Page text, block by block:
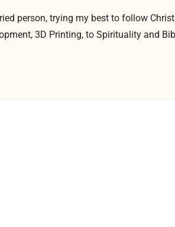
person, trying my best to follow
3D Printing, to Spirituality and